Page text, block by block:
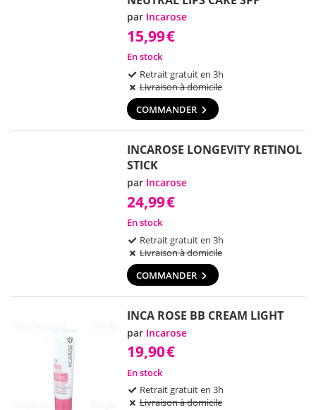
par Incarose
15,99€
En stock
Retrait gratuit en 3h
Livraison à domicile
COMMANDER
INCAROSE LONGEVITY RETINOL
STICK
par Incarose
24,99€
En stock
Retrait gratuit en 3h
Livraison à domicile
COMMANDER
INCA ROSE BB CREAM LIGHT
par Incarose
19,90€
En stock
Retrait gratuit en 3h
Livraison à domicile